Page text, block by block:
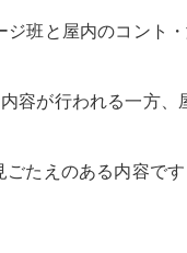
班と屋内のコント
容が行われる一方
たえのある内容です